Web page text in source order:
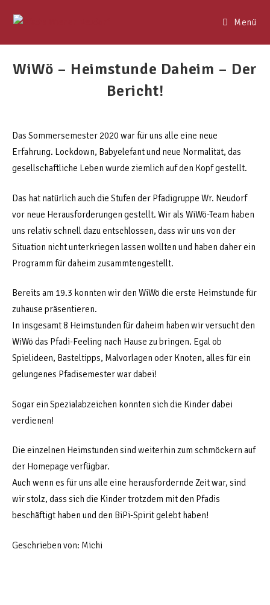
Menü
WiWö – Heimstunde Daheim – Der
Bericht!
Das Sommersemester 2020 war für uns alle eine neue
Erfahrung. Lockdown, Babyelefant und neue Normalität, das
gesellschaftliche Leben wurde ziemlich auf den Kopf gestellt.
Das hat natürlich auch die Stufen der Pfadigruppe Wr. Neudorf
vor neue Herausforderungen gestellt. Wir als WiWö-Team haben
uns relativ schnell dazu entschlossen, dass wir uns von der
Situation nicht unterkriegen lassen wollten und haben daher ein
Programm für daheim zusammtengestellt.
Bereits am 19.3 konnten wir den WiWö die erste Heimstunde für
zuhause präsentieren.
In insgesamt 8 Heimstunden für daheim haben wir versucht den
WiWö das Pfadi-Feeling nach Hause zu bringen. Egal ob
Spielideen, Basteltipps, Malvorlagen oder Knoten, alles für ein
gelungenes Pfadisemester war dabei!
Sogar ein Spezialabzeichen konnten sich die Kinder dabei
verdienen!
Die einzelnen Heimstunden sind weiterhin zum schmöckern auf
der Homepage verfügbar.
Auch wenn es für uns alle eine herausfordernde Zeit war, sind
wir stolz, dass sich die Kinder trotzdem mit den Pfadis
beschäftigt haben und den BiPi-Spirit gelebt haben!
Geschrieben von: Michi